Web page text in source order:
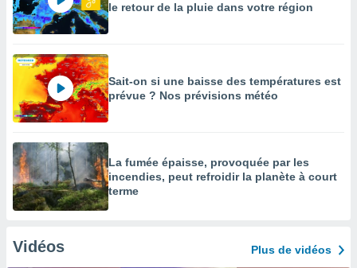
le retour de la pluie dans votre région
Sait-on si une baisse des températures est
prévue ? Nos prévisions météo
La fumée épaisse, provoquée par les
incendies, peut refroidir la planète à court
terme
Vidéos Plus de vidéos